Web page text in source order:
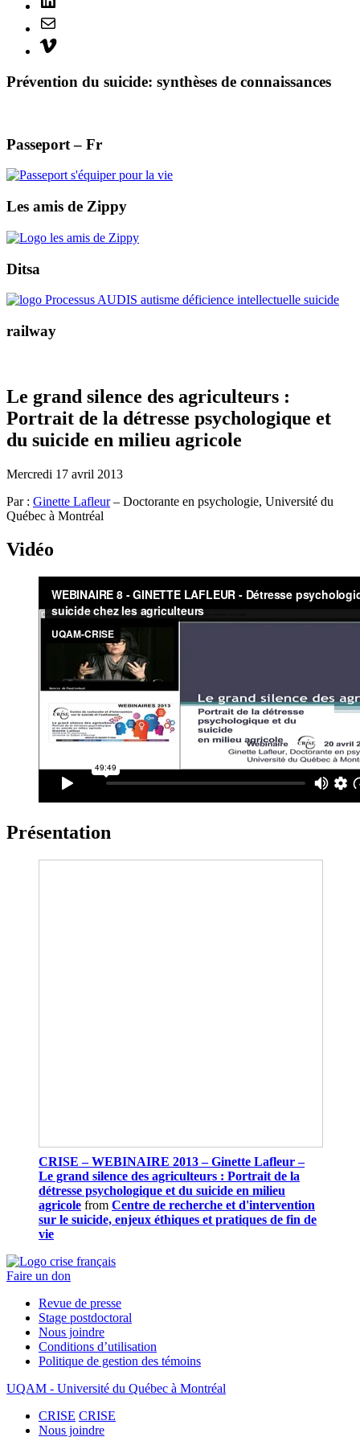
Prévention du suicide: synthèses de connaissances
Passeport – Fr
Les amis de Zippy
Ditsa
railway
Le grand silence des agriculteurs :
Portrait de la détresse psychologique et
du suicide en milieu agricole
Mercredi 17 avril 2013
Par : Ginette Lafleur – Doctorante en psychologie, Université du
Québec à Montréal
Vidéo
Présentation
CRISE – WEBINAIRE 2013 – Ginette Lafleur –
Le grand silence des agriculteurs : Portrait de la
détresse psychologique et du suicide en milieu
agricole from Centre de recherche et d'intervention
sur le suicide, enjeux éthiques et pratiques de fin de
vie
Faire un don
Revue de presse
Stage postdoctoral
Nous joindre
Conditions d’utilisation
Politique de gestion des témoins
UQAM - Université du Québec à Montréal
CRISE CRISE
Nous joindre